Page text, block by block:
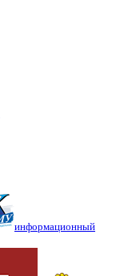
информационный